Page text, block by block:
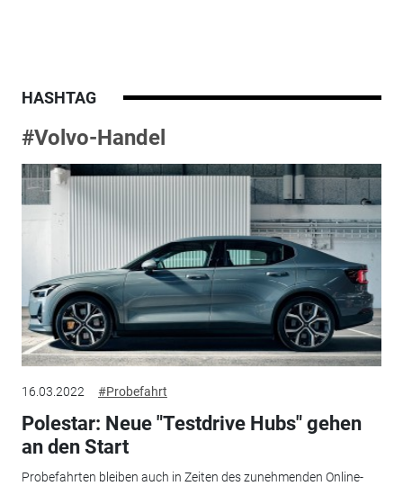
HASHTAG
#Volvo-Handel
16.03.2022 #Probefahrt
Polestar: Neue "Testdrive Hubs" gehen
an den Start
Probefahrten bleiben auch in Zeiten des zunehmenden Online-